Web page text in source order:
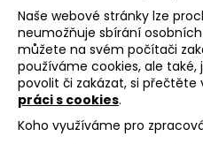
Naše webové stránky lze
neumožňuje sbírání
můžete na svém počítači
používáme cookies, ale
povolit či zakázat, si přečtěte
práci s cookies.
Koho využíváme pro